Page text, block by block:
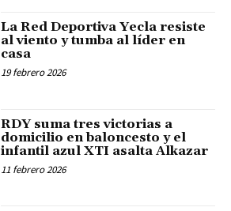
La Red Deportiva Yecla resiste
al viento y tumba al líder en
casa
19 febrero 2026
RDY suma tres victorias a
domicilio en baloncesto y el
infantil azul XTI asalta Alkazar
11 febrero 2026